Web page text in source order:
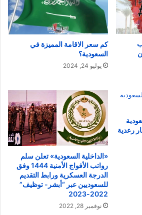
كم سعر الاقامة المميزة في
السعودية؟
يوليو 24, 2024
12/07 أمطار رعدية
«الداخلية السعودية» تعلن سلم
رواتب الأفواج الأمنية 1444 وفق
الدرجة العسكرية ورابط التقديم
للسعوديين عبر “أبشر- توظيف”
2022-2023
نوفمبر 28, 2022